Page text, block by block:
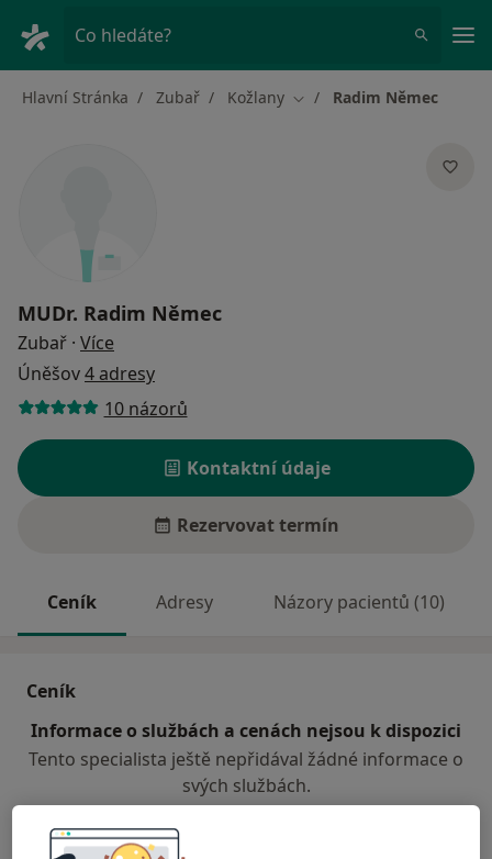
Co hledáte?
Hlavní Stránka Zubař Kožlany Změna města
Radim Němec
MUDr. Radim Němec
Zubař · Více
Úněšov4 adresy
10 názorů
Kontaktní údaje
Rezervovat termín
Ceník Adresy Názory pacientů (10)
Ceník
Informace o službách a cenách nejsou k dispozici
Tento specialista ještě nepřidával žádné informace o
svých službách.